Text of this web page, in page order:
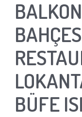
BÜFE